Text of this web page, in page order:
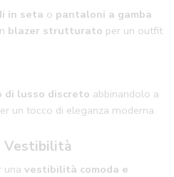
in seta o pantaloni a gamba
blazer strutturato per un outfit
di lusso discreto abbinandolo a
un tocco di eleganza moderna.
Vestibilità
una vestibilità comoda e